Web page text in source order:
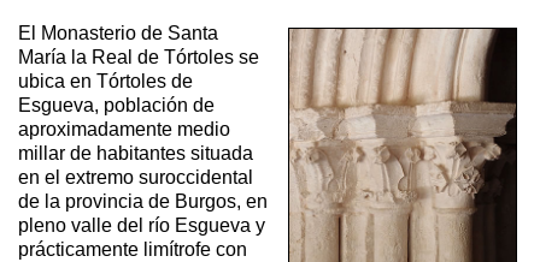
El Monasterio de Santa
María la Real de Tórtoles se
ubica en Tórtoles de
Esgueva, población de
aproximadamente medio
millar de habitantes situada
en el extremo suroccidental
de la provincia de Burgos, en
pleno valle del río Esgueva y
prácticamente limítrofe con